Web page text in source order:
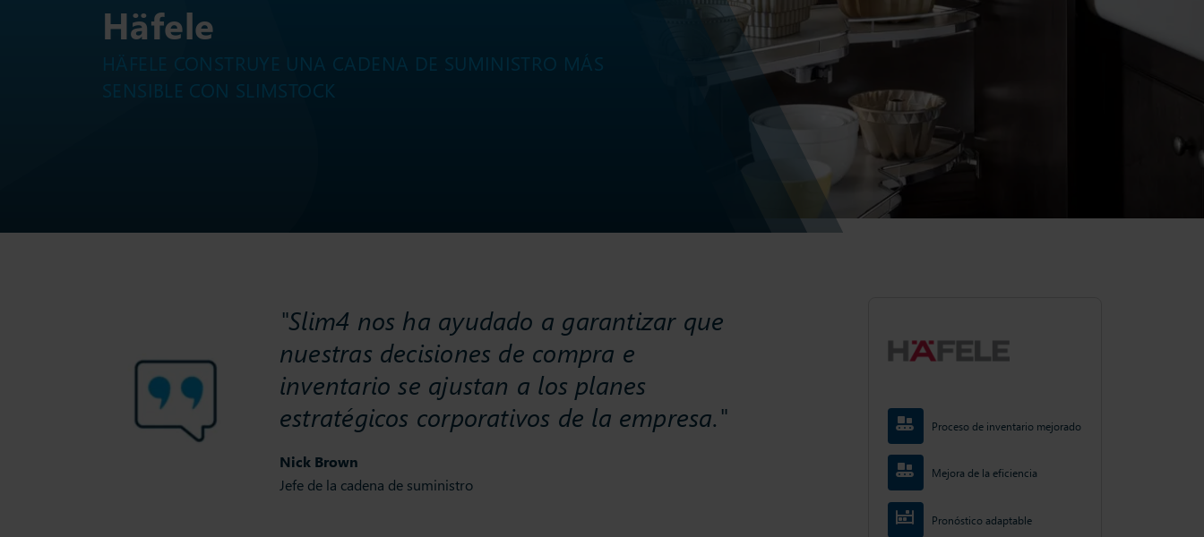
Häfele
HÄFELE CONSTRUYE UNA CADENA DE SUMINISTRO MÁS
SENSIBLE CON SLIMSTOCK
Nick Brown
Jefe de la cadena de suministro
"Slim4 nos ha ayudado a garantizar que
nuestras decisiones de compra e
inventario se ajustan a los planes
estratégicos corporativos de la empresa."
Proceso de inventario mejorado
Mejora de la eficiencia
Pronóstico adaptable